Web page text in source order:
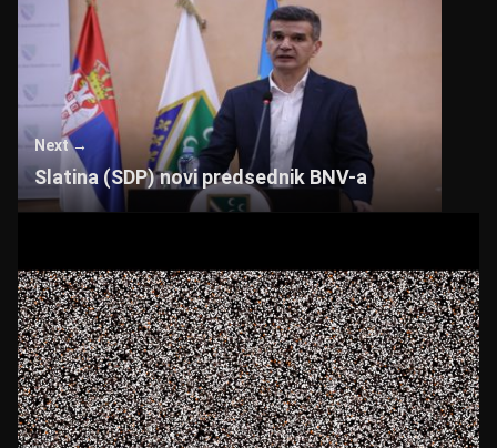
Next →
Slatina (SDP) novi predsednik BNV-a